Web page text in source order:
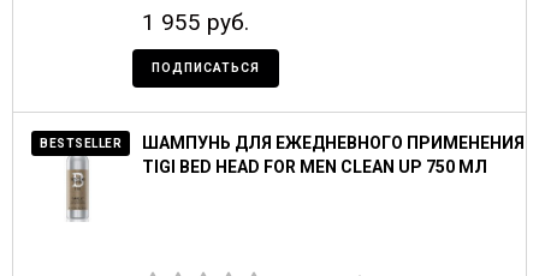
1 955 руб.
ПОДПИСАТЬСЯ
BESTSELLER
ШАМПУНЬ ДЛЯ ЕЖЕДНЕВНОГО ПРИМЕНЕНИЯ
TIGI BED HEAD FOR MEN CLEAN UP 750 МЛ